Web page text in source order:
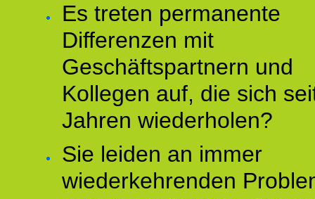
Es treten permanente
Differenzen mit
Geschäftspartnern und
Kollegen auf, die sich
Jahren wiederholen?
Sie leiden an immer
wiederkehrenden